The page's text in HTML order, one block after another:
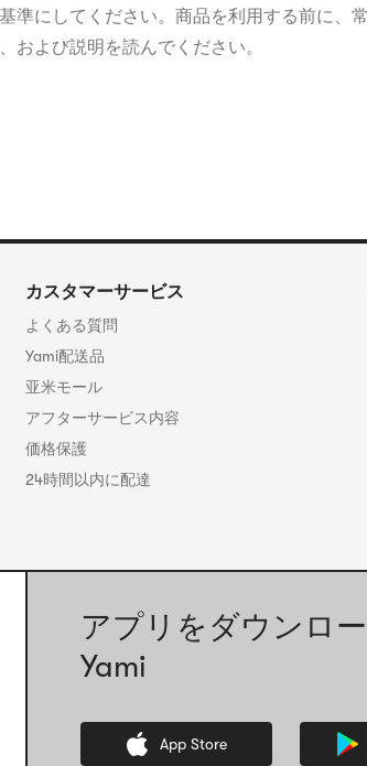
準にしてください。商品を利用する前に、
および説明を読んでください。
カスタマーサービス
よくある質問
Yami配送品
亚米モール
アフターサービス内容
価格保護
24時間以内に配達
アプリをダウンロ
Yami
App Store